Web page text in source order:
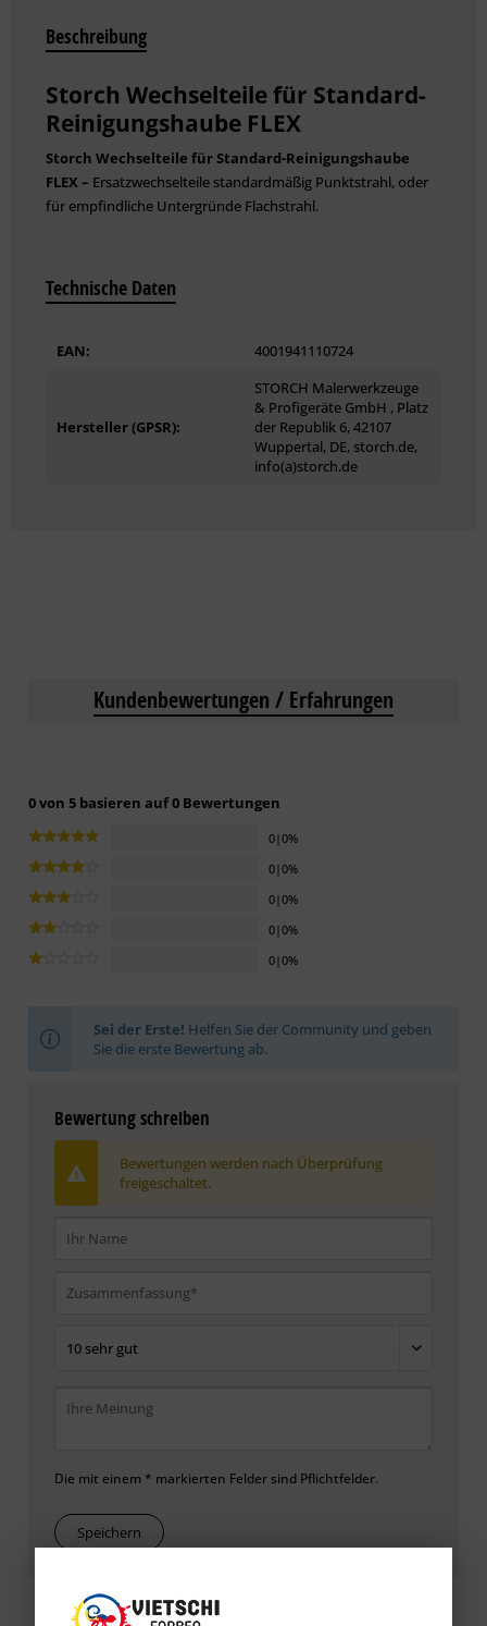
Beschreibung
Storch Wechselteile für Standard-
Reinigungshaube FLEX
Storch Wechselteile für Standard-Reinigungshaube
FLEX – Ersatzwechselteile standardmäßig Punktstrahl, oder
für empfindliche Untergründe Flachstrahl.
Technische Daten
EAN: 4001941110724
Hersteller (GPSR):
STORCH Malerwerkzeuge
& Profigeräte GmbH , Platz
der Republik 6, 42107
Wuppertal, DE, storch.de,
info(a)storch.de
Kundenbewertungen / Erfahrungen
0 von 5 basieren auf 0 Bewertungen
0|0%
0|0%
0|0%
0|0%
0|0%
Sei der Erste! Helfen Sie der Community und geben
Sie die erste Bewertung ab.
Bewertung schreiben
Bewertungen werden nach Überprüfung
freigeschaltet.
Die mit einem * markierten Felder sind Pflichtfelder.
Speichern